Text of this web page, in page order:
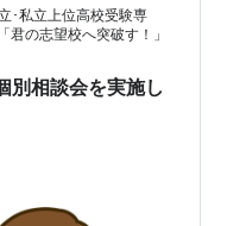
･私立上位高校受験専
の志望校へ突破す！」
別相談会を実施し